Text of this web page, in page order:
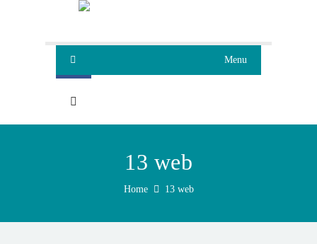
Menu
13 web
Home 13 web